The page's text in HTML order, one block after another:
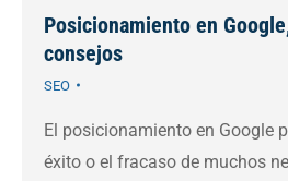
Posicionamiento en
consejos
SEO
El posicionamiento en Google
éxito o el fracaso de muchos